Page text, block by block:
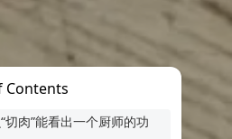
Contents
切肉”能看出一个厨师的功